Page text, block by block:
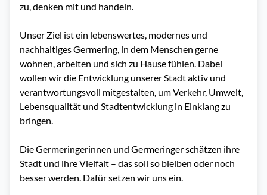
zu, denken mit und handeln.
Unser Ziel ist ein lebenswertes, modernes und
nachhaltiges Germering, in dem Menschen gerne
wohnen, arbeiten und sich zu Hause fühlen. Dabei
wollen wir die Entwicklung unserer Stadt aktiv und
verantwortungsvoll mitgestalten, um Verkehr, Umwelt,
Lebensqualität und Stadtentwicklung in Einklang zu
bringen.
Die Germeringerinnen und Germeringer schätzen ihre
Stadt und ihre Vielfalt – das soll so bleiben oder noch
besser werden. Dafür setzen wir uns ein.